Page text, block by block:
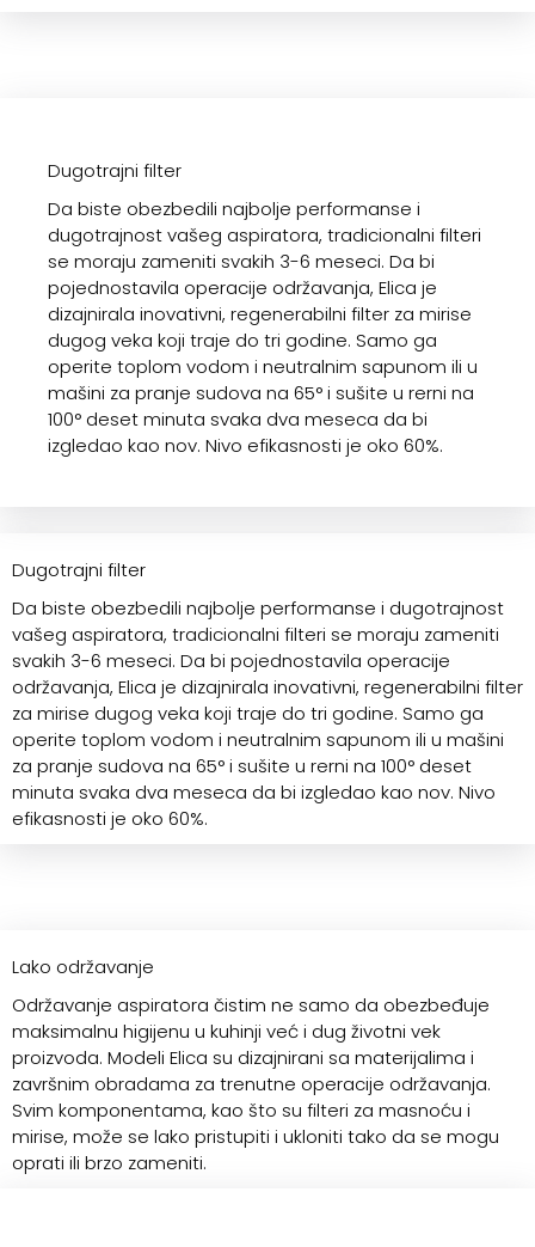
Dugotrajni filter
Da biste obezbedili najbolje performanse i
dugotrajnost vašeg aspiratora, tradicionalni filteri
se moraju zameniti svakih 3-6 meseci. Da bi
pojednostavila operacije održavanja, Elica je
dizajnirala inovativni, regenerabilni filter za mirise
dugog veka koji traje do tri godine. Samo ga
operite toplom vodom i neutralnim sapunom ili u
mašini za pranje sudova na 65° i sušite u rerni na
100° deset minuta svaka dva meseca da bi
izgledao kao nov. Nivo efikasnosti je oko 60%.
Dugotrajni filter
Da biste obezbedili najbolje performanse i dugotrajnost
vašeg aspiratora, tradicionalni filteri se moraju zameniti
svakih 3-6 meseci. Da bi pojednostavila operacije
održavanja, Elica je dizajnirala inovativni, regenerabilni filter
za mirise dugog veka koji traje do tri godine. Samo ga
operite toplom vodom i neutralnim sapunom ili u mašini
za pranje sudova na 65° i sušite u rerni na 100° deset
minuta svaka dva meseca da bi izgledao kao nov. Nivo
efikasnosti je oko 60%.
Lako održavanje
Održavanje aspiratora čistim ne samo da obezbeđuje
maksimalnu higijenu u kuhinji već i dug životni vek
proizvoda. Modeli Elica su dizajnirani sa materijalima i
završnim obradama za trenutne operacije održavanja.
Svim komponentama, kao što su filteri za masnoću i
mirise, može se lako pristupiti i ukloniti tako da se mogu
oprati ili brzo zameniti.